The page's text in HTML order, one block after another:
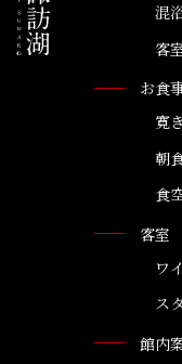
混
客
お食
寛
朝
食
客室
ワ
ス
館内